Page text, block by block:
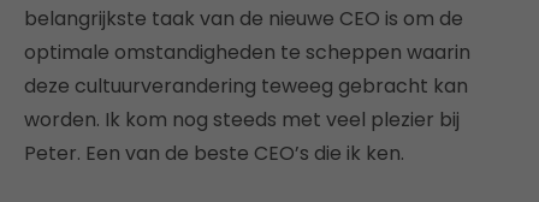
belangrijkste taak van de nieuwe CEO is om de
optimale omstandigheden te scheppen waarin
deze cultuurverandering teweeg gebracht kan
worden. Ik kom nog steeds met veel plezier bij
Peter. Een van de beste CEO’s die ik ken.